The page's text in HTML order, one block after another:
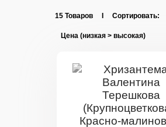
15 Товаров I Сортировать: